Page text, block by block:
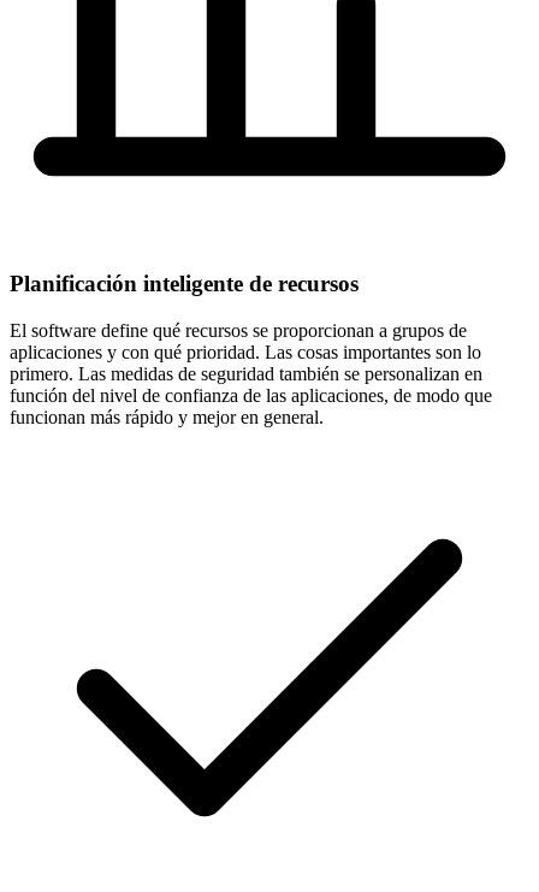
Planificación inteligente de recursos
El software define qué recursos se proporcionan a grupos de
aplicaciones y con qué prioridad. Las cosas importantes son lo
primero. Las medidas de seguridad también se personalizan en
función del nivel de confianza de las aplicaciones, de modo que
funcionan más rápido y mejor en general.